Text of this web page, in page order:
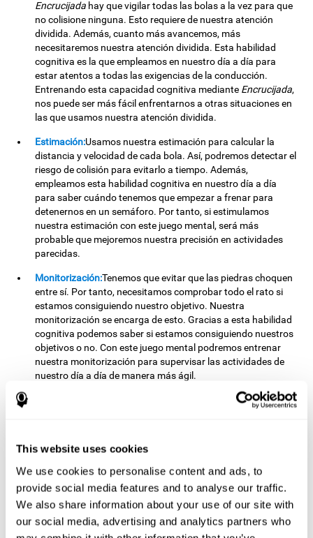
This website uses cookies
We use cookies to personalise content and ads, to
provide social media features and to analyse our traffic.
We also share information about your use of our site with
our social media, advertising and analytics partners who
Encrucijada hay que vigilar todas las bolas a la vez para que
no colisione ninguna. Esto requiere de nuestra atención
dividida. Además, cuanto más avancemos, más
necesitaremos nuestra atención dividida. Esta habilidad
cognitiva es la que empleamos en nuestro día a día para
estar atentos a todas las exigencias de la conducción.
Entrenando esta capacidad cognitiva mediante Encrucijada,
nos puede ser más fácil enfrentarnos a otras situaciones en
las que usamos nuestra atención dividida.
Estimación:Usamos nuestra estimación para calcular la
distancia y velocidad de cada bola. Así, podremos detectar el
riesgo de colisión para evitarlo a tiempo. Además,
empleamos esta habilidad cognitiva en nuestro día a día
para saber cuándo tenemos que empezar a frenar para
detenernos en un semáforo. Por tanto, si estimulamos
nuestra estimación con este juego mental, será más
probable que mejoremos nuestra precisión en actividades
parecidas.
Monitorización:Tenemos que evitar que las piedras choquen
entre sí. Por tanto, necesitamos comprobar todo el rato si
estamos consiguiendo nuestro objetivo. Nuestra
monitorización se encarga de esto. Gracias a esta habilidad
cognitiva podemos saber si estamos consiguiendo nuestros
objetivos o no. Con este juego mental podremos entrenar
nuestra monitorización para supervisar las actividades de
nuestro día a día de manera más ágil.
Otras capacidades cognitivas
Planificación:Debemos pensar cuándo es necesario usar una
piedra para evitar choques y cuándo no. Esto es importante
porque podemos usar pocas piedras a la vez. Si nos
esforzamos en planificar nuestras jugadas, es posible
mejorar esta capacidad cognitiva. Además de en este juego,